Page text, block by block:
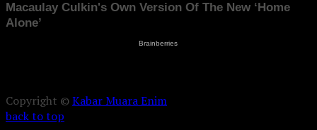
Copyright ©Kabar Muara Enim
back to top